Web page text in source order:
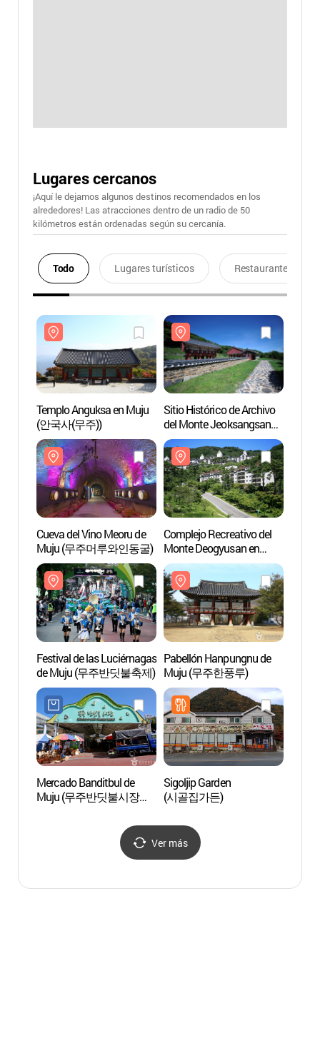
Lugares cercanos
¡Aquí le dejamos algunos destinos recomendados en los
alrededores! Las atracciones dentro de un radio de 50
kilómetros están ordenadas según su cercanía.
Todo Lugares turísticos Restaurantes
Templo Anguksa en Muju
(안국사(무주))
Sitio Histórico de Archivo
del Monte Jeoksangsan
(적상산사고지)
Cueva del Vino Meoru de
Muju (무주머루와인동굴)
Complejo Recreativo del
Monte Deogyusan en
Muju (무주덕유산리조트)
Festival de las Luciérnagas
de Muju (무주반딧불축제)
Pabellón Hanpungnu de
Muju (무주한풍루)
Mercado Banditbul de
Muju (무주반딧불시장
Sigoljip Garden
(시골집가든)
Ver más